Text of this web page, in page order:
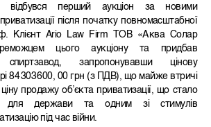
перший аукціон за новими
після початку повномасштабної
Клієнт Ario Law Firm ТОВ «Аква Солар
цього аукціону та придбав
спиртзавод, запропонувавши цінову
84 303 600, 00 грн (з ПДВ), що майже втричі
продажу об’єкта приватизації, що стало
для держави та одним зі стимулів
під час війни.